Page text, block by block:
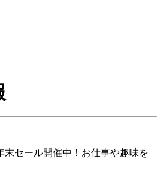
末セール開催中！お仕事や趣味を